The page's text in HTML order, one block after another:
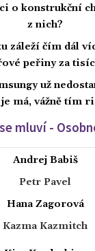
o konstrukční
z nich?
záleží čím dál
peřiny za
už
má, vážně tím
mluví -
Andrej Babiš
Petr Pavel
Hana Zagorová
Kazma Kazmitch